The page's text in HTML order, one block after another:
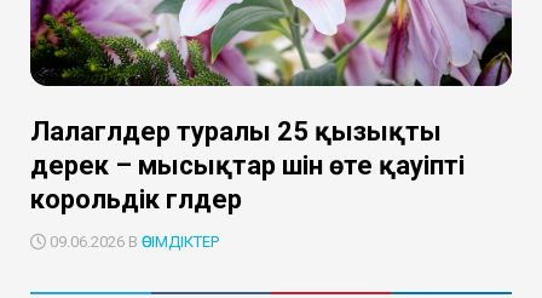
Лалагүлдер туралы 25 қызықты
дерек – мысықтар үшін өте қауіпті
корольдік гүлдер
09.06.2026 В ӨСІМДІКТЕР